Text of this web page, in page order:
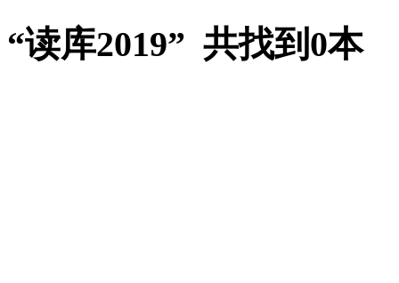
“读库2019” 共找到0本